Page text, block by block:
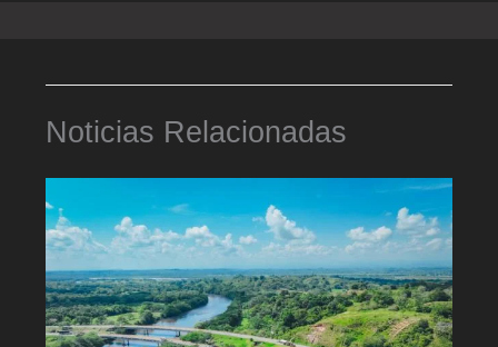
Noticias Relacionadas